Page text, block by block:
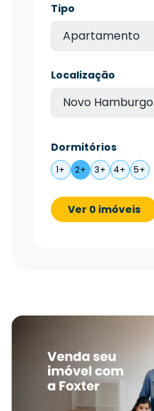
Tipo
Apartamento
Localização
Novo Hamburgo
Dormitórios
1+ 2+ 3+ 4+ 5+
Ver 0 imóveis